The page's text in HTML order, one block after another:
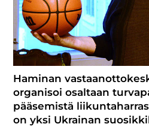
Haminan
organisoi osaltaan
pääsemistä
on yksi Ukrainan